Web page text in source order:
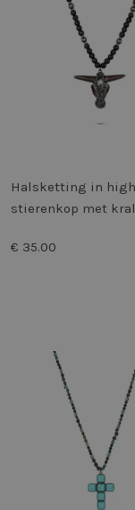
Halsketting in
stierenkop met
€ 35.00